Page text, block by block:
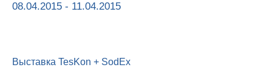
08.04.2015 - 11.04.2015
Выставка TesKon + SodEx